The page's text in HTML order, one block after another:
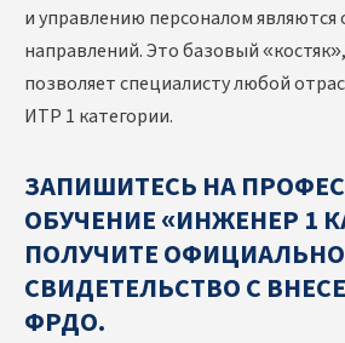
и управлению персоналом
направлений. Это базовый
позволяет специалисту любой
ИТР 1 категории.
ЗАПИШИТЕСЬ НА
ОБУЧЕНИЕ «ИНЖЕНЕР 1
ПОЛУЧИТЕ
СВИДЕТЕЛЬСТВО С
ФРДО.